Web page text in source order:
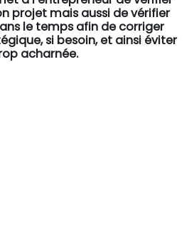
projet mais aussi de vérifier
le temps afin de corriger
si besoin, et ainsi éviter
acharnée.